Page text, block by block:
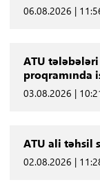
06.08.2026 |
ATU
proqramında
03.08.2026 |
ATU ali təhsil
02.08.2026 |